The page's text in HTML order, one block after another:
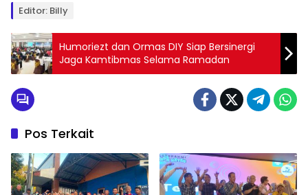
Editor: Billy
Humoriezt dan Ormas DIY Siap Bersinergi
Jaga Kamtibmas Selama Ramadan
Pos Terkait